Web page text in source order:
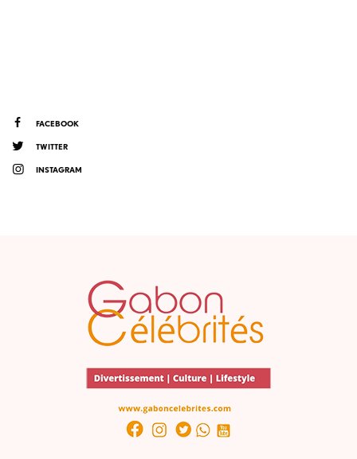
FACEBOOK
TWITTER
INSTAGRAM